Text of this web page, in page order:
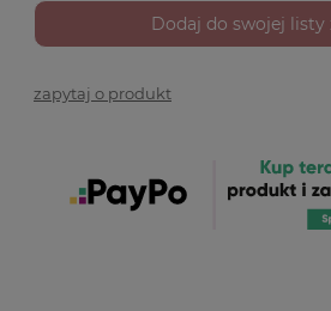
Dodaj do swojej listy
zapytaj o produkt